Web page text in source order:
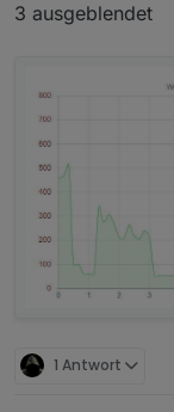
3 ausgeblendet
1 Antwort